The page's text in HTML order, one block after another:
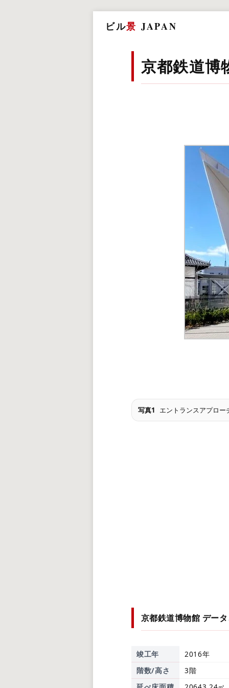
ビル景 JAPAN
京都鉄道博
写真1 エントランスアプロー
京都鉄道博物館 デー
竣工年
2016年
階数/高さ
3階